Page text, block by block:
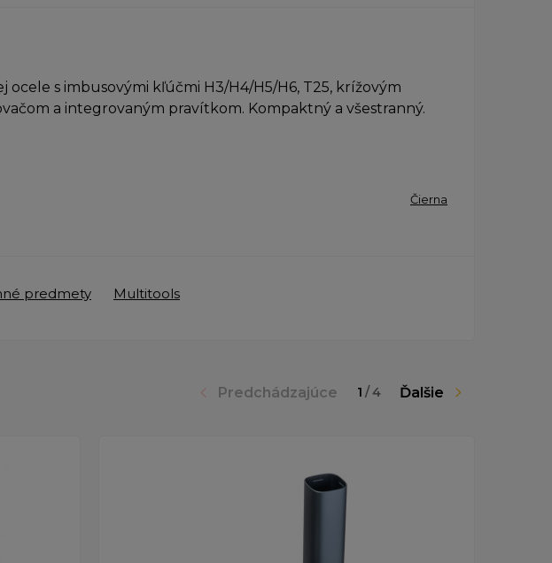
s imbusovými kľúčmi H3/H4/H5/H6, T25, krížovým
a integrovaným pravítkom. Kompaktný a všestranný.
Čierna
predmety Multitools
Predchádzajúce 1 /4 Ďalšie